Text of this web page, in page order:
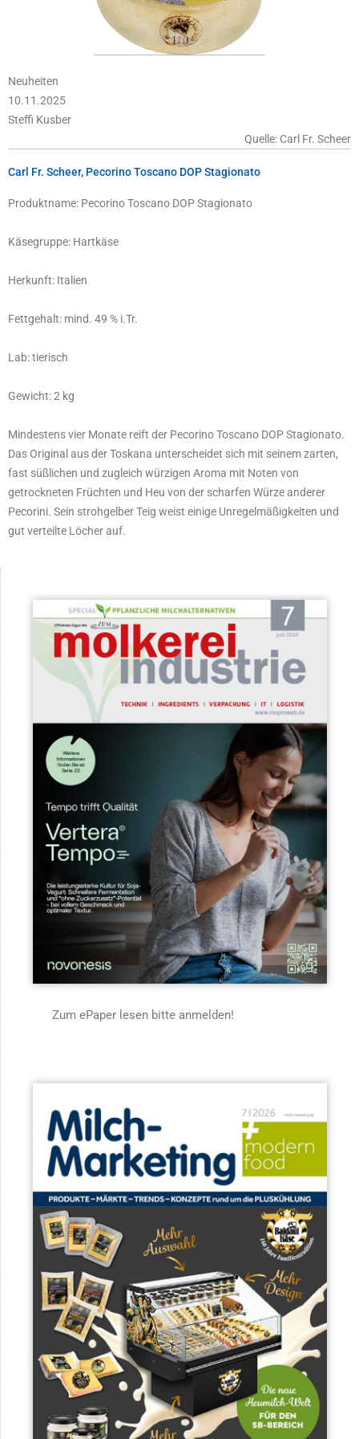
Neuheiten
10.11.2025
Steffi Kusber
Quelle: Carl Fr. Scheer
Carl Fr. Scheer, Pecorino Toscano DOP Stagionato
Produktname: Pecorino Toscano DOP Stagionato
Käsegruppe: Hartkäse
Herkunft: Italien
Fettgehalt: mind. 49 % i.Tr.
Lab: tierisch
Gewicht: 2 kg
Mindestens vier Monate reift der Pecorino Toscano DOP Stagionato.
Das Original aus der Toskana unterscheidet sich mit seinem zarten,
fast süßlichen und zugleich würzigen Aroma mit Noten von
getrockneten Früchten und Heu von der scharfen Würze anderer
Pecorini. Sein strohgelber Teig weist einige Unregelmäßigkeiten und
gut verteilte Löcher auf.
Zum ePaper lesen bitte anmelden!